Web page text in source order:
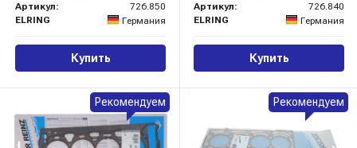
Артикул:
726.850
ELRING
Германия
Купить
Артикул:
726.840
ELRING
Германия
Купить
Рекомендуем Рекомендуем